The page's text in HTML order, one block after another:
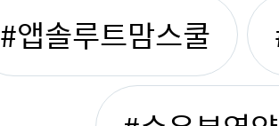
#앱솔루트맘스쿨